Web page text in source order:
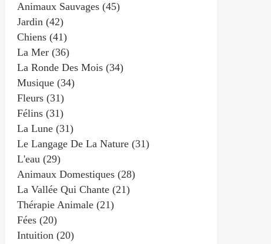
Animaux Sauvages (45)
Jardin (42)
Chiens (41)
La Mer (36)
La Ronde Des Mois (34)
Musique (34)
Fleurs (31)
Félins (31)
La Lune (31)
Le Langage De La Nature (31)
L'eau (29)
Animaux Domestiques (28)
La Vallée Qui Chante (21)
Thérapie Animale (21)
Fées (20)
Intuition (20)